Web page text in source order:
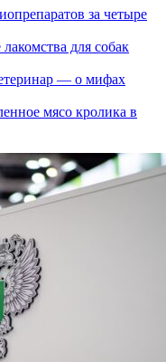
за четыре
для собак
— о мифах
мясо кролика в